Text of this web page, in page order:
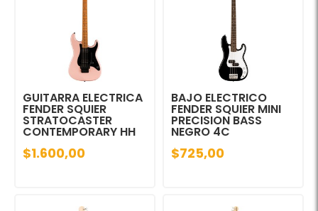
GUITARRA ELECTRICA
FENDER SQUIER
STRATOCASTER
CONTEMPORARY HH
$1.600,00
BAJO ELECTRICO
FENDER SQUIER MINI
PRECISION BASS
NEGRO 4C
$725,00